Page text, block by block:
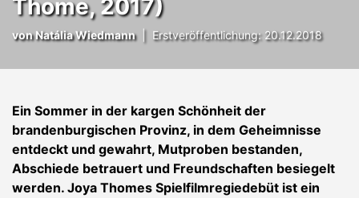
Thome, 2017)
vonNatália Wiedmann| Erstveröffentlichung: 20.12.2018
Ein Sommer in der kargen Schönheit der
brandenburgischen Provinz, in dem Geheimnisse
entdeckt und gewahrt, Mutproben bestanden,
Abschiede betrauert und Freundschaften besiegelt
werden. Joya Thomes Spielfilmregiedebüt ist ein